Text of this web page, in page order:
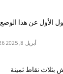
الأول عن هذا الوضع
أبريل 8, 2025 11:26
بثلاث نقاط ثمينة